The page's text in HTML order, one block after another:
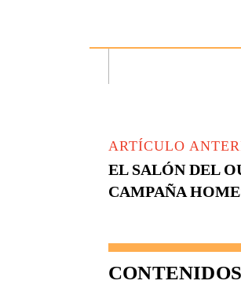
ARTÍCULO
EL SALÓN DEL
CAMPAÑA